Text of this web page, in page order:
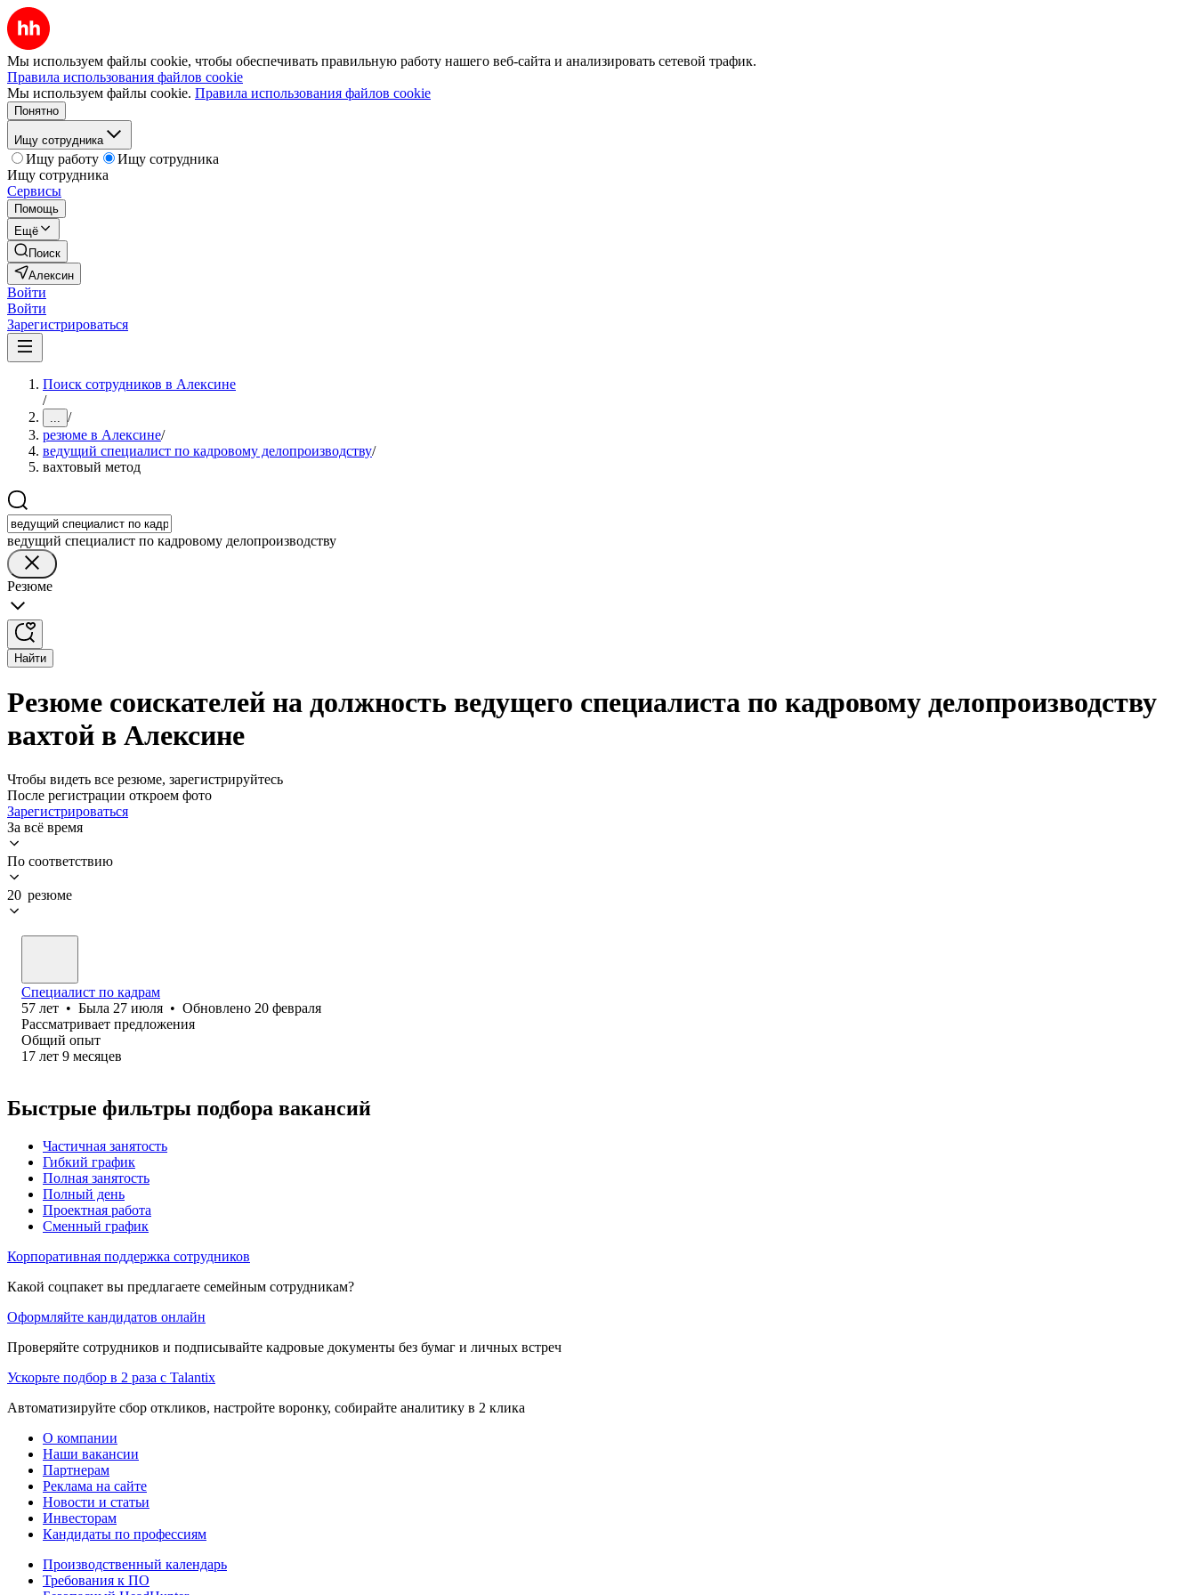
Мы используем файлы cookie, чтобы обеспечивать правильную работу нашего веб-сайта и анализировать сетевой трафик.
Правила использования файлов cookie
Мы используем файлы cookie. Правила использования файлов cookie
Понятно
Ищу сотрудника
Ищу работу
Ищу сотрудника
Ищу сотрудника
Сервисы
Помощь
Ещё
Поиск
Алексин
Войти
Войти
Зарегистрироваться
Поиск сотрудников в Алексине
/
... /
резюме в Алексине/
ведущий специалист по кадровому делопроизводству/
вахтовый метод
ведущий специалист по кадровому делопроизводству
Резюме
Найти
Резюме соискателей на должность ведущего специалиста по кадровому делопроизводству
вахтой в Алексине
Чтобы видеть все резюме, зарегистрируйтесь
После регистрации откроем фото
Зарегистрироваться
За всё время
По соответствию
20 резюме
Специалист по кадрам
57 лет • Была 27 июля • Обновлено 20 февраля
Рассматривает предложения
Общий опыт
17 лет 9 месяцев
Быстрые фильтры подбора вакансий
Частичная занятость
Гибкий график
Полная занятость
Полный день
Проектная работа
Сменный график
Корпоративная поддержка сотрудников
Какой соцпакет вы предлагаете семейным сотрудникам?
Оформляйте кандидатов онлайн
Проверяйте сотрудников и подписывайте кадровые документы без бумаг и личных встреч
Ускорьте подбор в 2 раза с Talantix
Автоматизируйте сбор откликов, настройте воронку, собирайте аналитику в 2 клика
О компании
Наши вакансии
Партнерам
Реклама на сайте
Новости и статьи
Инвесторам
Кандидаты по профессиям
Производственный календарь
Требования к ПО